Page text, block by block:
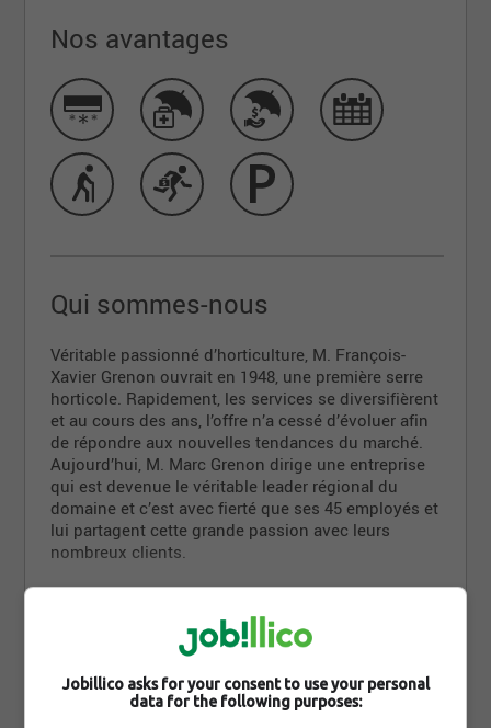
Nos avantages
Qui sommes-nous
Véritable passionné d’horticulture, M. François-
Xavier Grenon ouvrait en 1948, une première serre
horticole. Rapidement, les services se diversifièrent
et au cours des ans, l’offre n’a cessé d’évoluer afin
de répondre aux nouvelles tendances du marché.
Aujourd’hui, M. Marc Grenon dirige une entreprise
qui est devenue le véritable leader régional du
domaine et c’est avec fierté que ses 45 employés et
lui partagent cette grande passion avec leurs
nombreux clients.
Notre équipe
Aménagement Grenon propose une équipe
chevronnée de 45 personnes qui compte des
spécialistes en architecture, en paysagement, en
horticulture et en travaux divers. Tous nos
Photos et vidéos
Jobillico asks for your consent to use your personal
data for the following purposes: